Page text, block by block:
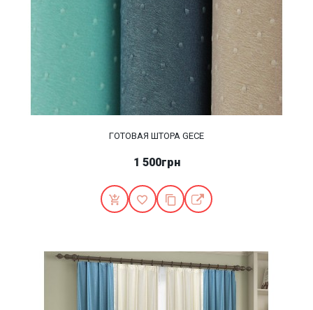
ГОТОВАЯ ШТОРА GECE
1 500грн